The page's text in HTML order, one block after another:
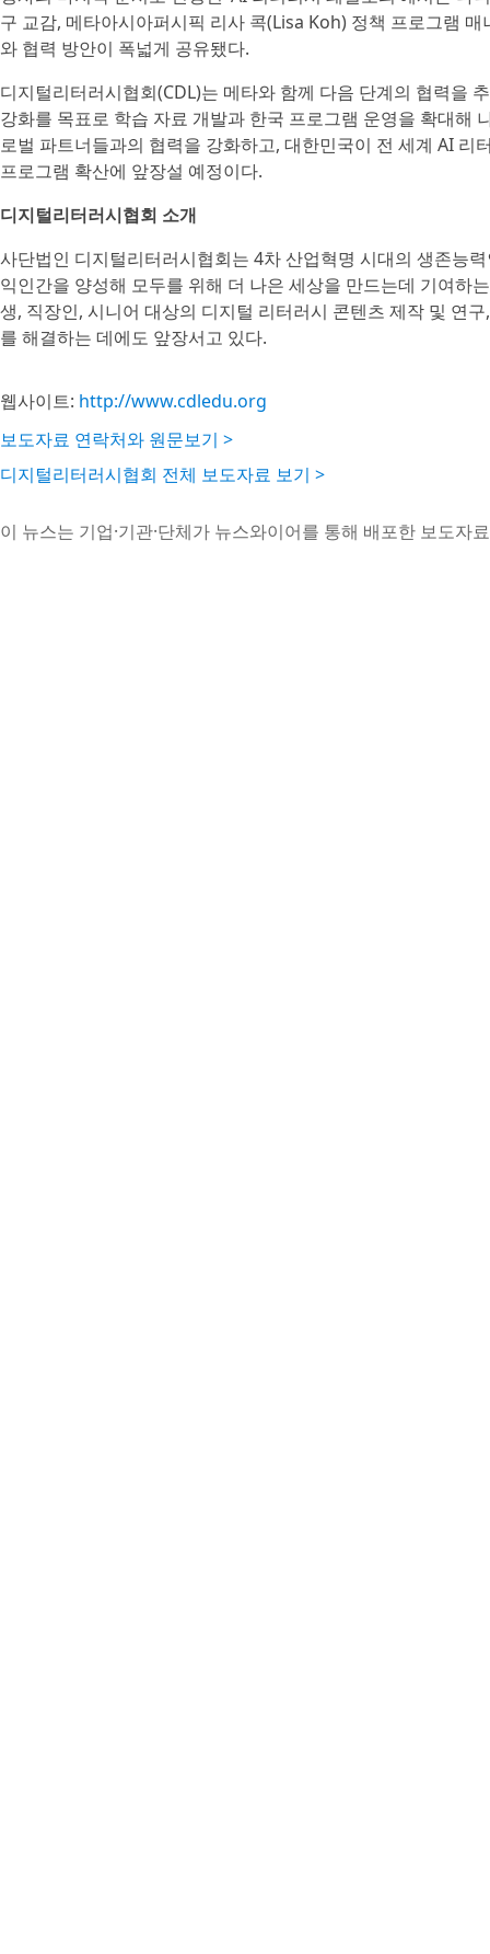
구 교감, 메타아시아퍼시픽 리사 콕(Lisa Koh) 정책 프로그램
와 협력 방안이 폭넓게 공유됐다.
디지털리터러시협회(CDL)는 메타와 함께 다음 단계의 협력을
강화를 목표로 학습 자료 개발과 한국 프로그램 운영을 확대해
로벌 파트너들과의 협력을 강화하고, 대한민국이 전 세계 AI
프로그램 확산에 앞장설 예정이다.
디지털리터러시협회 소개
사단법인 디지털리터러시협회는 4차 산업혁명 시대의 생존능
익인간을 양성해 모두를 위해 더 나은 세상을 만드는데 기여하
생, 직장인, 시니어 대상의 디지털 리터러시 콘텐츠 제작 및 연
를 해결하는 데에도 앞장서고 있다.
웹사이트: http://www.cdledu.org
보도자료 연락처와 원문보기 >
디지털리터러시협회 전체 보도자료 보기 >
이 뉴스는 기업·기관·단체가 뉴스와이어를 통해 배포한 보도자